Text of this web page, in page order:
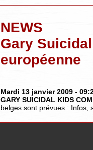
NEWS
Gary
européenne
Mardi 13 janvier 2009 -
GARY SUICIDAL KIDS
belges sont prévues : Infos,